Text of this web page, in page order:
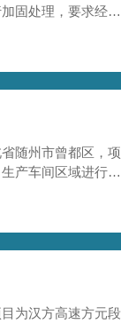
固处理，要求经处
地临近建筑物安全
随州市曾都区，项
产车间区域进行强
型号为
为汉方高速方元段